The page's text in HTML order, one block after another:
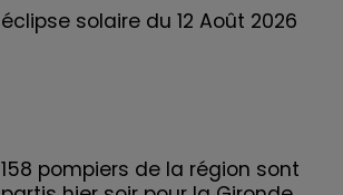
éclipse solaire du 12 Août 2026
158 pompiers de la région sont